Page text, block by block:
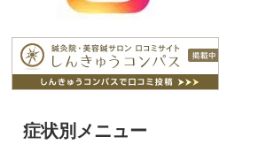
症状別メニュー